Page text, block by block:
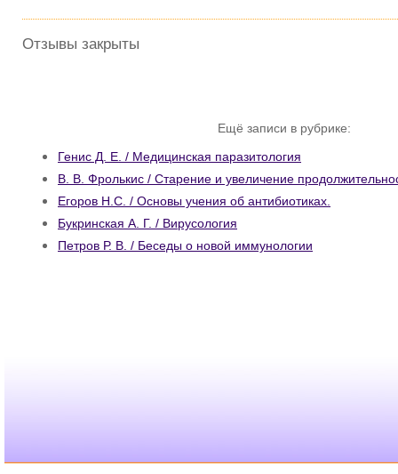
Отзывы закрыты
Ещё записи в рубрике:
Генис Д. Е. / Медицинская паразитология
В. В. Фролькис / Старение и увеличение
Егоров Н.С. / Основы учения об антибиотиках.
Букринская А. Г. / Вирусология
Петров Р. В. / Беседы о новой иммунологии